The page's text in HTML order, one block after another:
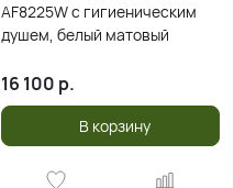
AF8225W с гигиеническим
душем, белый матовый
16 100 р.
В корзину